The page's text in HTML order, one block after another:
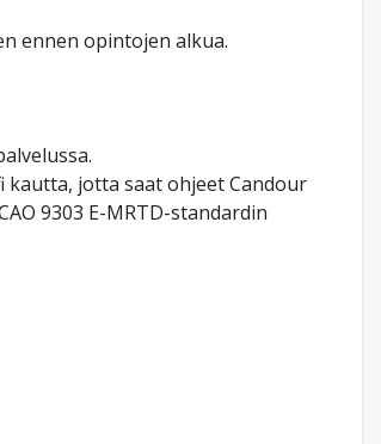
ennen opintojen alkua.
kautta, jotta saat ohjeet Candour
9303 E-MRTD-standardin